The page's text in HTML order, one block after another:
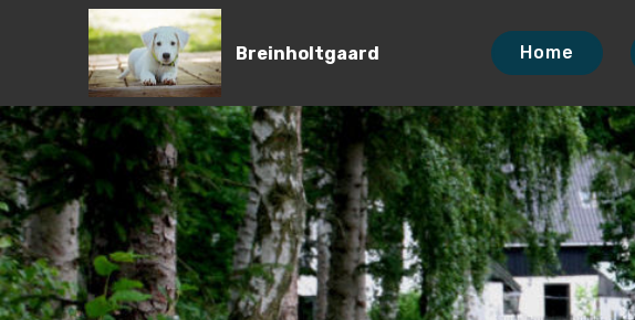
Breinholtgaard Home